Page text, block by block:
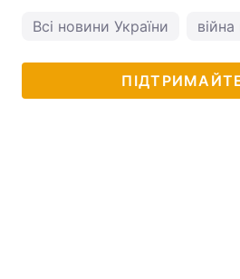
Всі новини України війна